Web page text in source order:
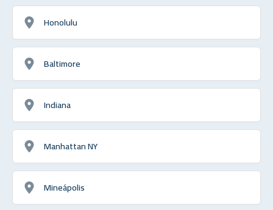
Honolulu
Baltimore
Indiana
Manhattan NY
Mineápolis